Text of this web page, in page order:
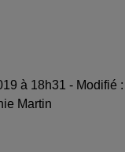
à 18h31 - Modifié
Martin